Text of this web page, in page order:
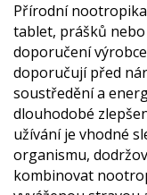
Přírodní
tablet, prášků
doporučení
doporučují před
soustředění a
dlouhodobé
užívání je vhodné
organismu,
kombinovat